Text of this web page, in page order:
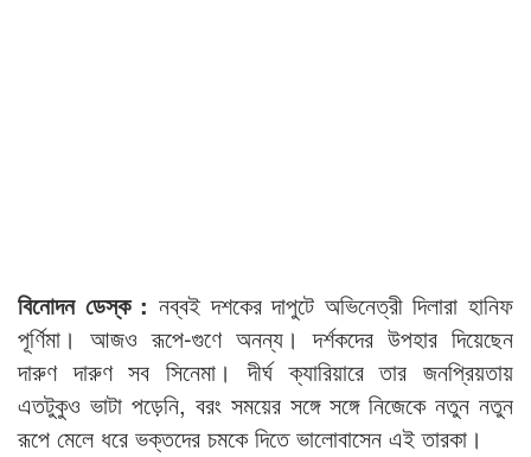
বিনোদন ডেস্ক : নব্বই দশকের দাপুটে অভিনেত্রী দিলারা হানিফ
পূর্ণিমা। আজও রূপে-গুণে অনন্য। দর্শকদের উপহার দিয়েছেন
দারুণ দারুণ সব সিনেমা। দীর্ঘ ক্যারিয়ারে তার জনপ্রিয়তায়
এতটুকুও ভাটা পড়েনি, বরং সময়ের সঙ্গে সঙ্গে নিজেকে নতুন নতুন
রূপে মেলে ধরে ভক্তদের চমকে দিতে ভালোবাসেন এই তারকা।